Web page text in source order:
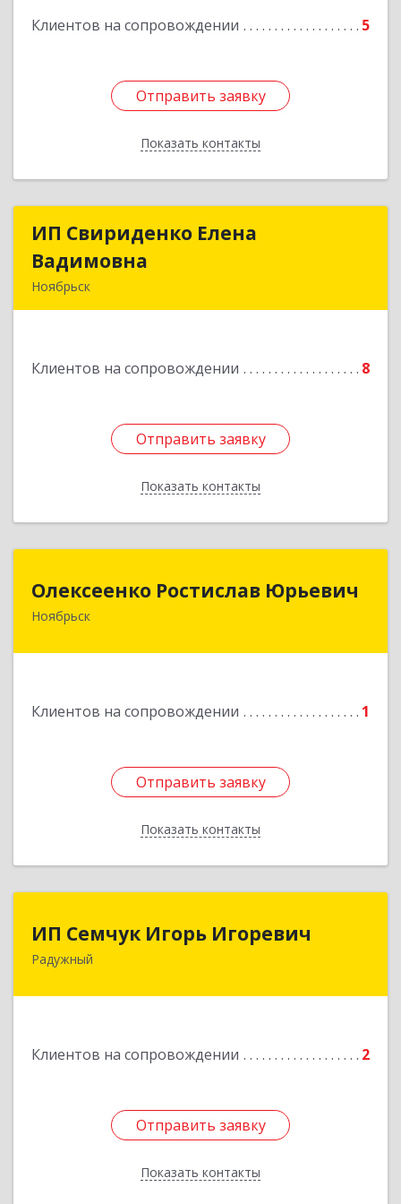
Клиентов на сопровождении 5
Отправить заявку
Показать контакты
Отправить заявку
Назад
ИП Свириденко Елена
Вадимовна
Ноябрьск
Клиентов на сопровождении 8
Отправить заявку
Показать контакты
ИП Свириденко Елена
Подробнее
Отправить заявку
Назад
Олексеенко Ростислав Юрьевич
Ноябрьск
Клиентов на сопровождении 1
Отправить заявку
Показать контакты
629804, Ямало-Ненецкий АО, Ноябрьск г,
Отправить заявку
Назад
ИП Семчук Игорь Игоревич
Радужный
Клиентов на сопровождении 2
Отправить заявку
Показать контакты
628464, ХМАО-Югра, г. Радужный, 1 мкн.,
Отправить заявку
Назад